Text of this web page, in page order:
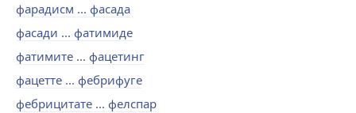
фарадисм ... фасада
фасади ... фатимиде
фатимите ... фацетинг
фацетте ... фебрифуге
фебрицитате ... фелспар